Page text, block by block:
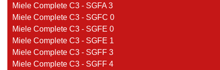
Miele Complete C3 - SGFA 3
Miele Complete C3 - SGFC 0
Miele Complete C3 - SGFE 0
Miele Complete C3 - SGFE 1
Miele Complete C3 - SGFF 3
Miele Complete C3 - SGFF 4